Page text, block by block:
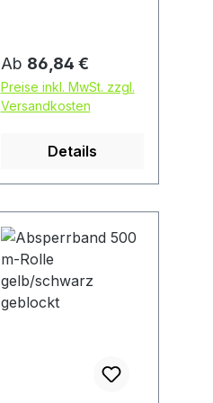
Regulärer Preis:
Ab 86,84 €
Preise inkl. MwSt. zzgl.
Versandkosten
Details